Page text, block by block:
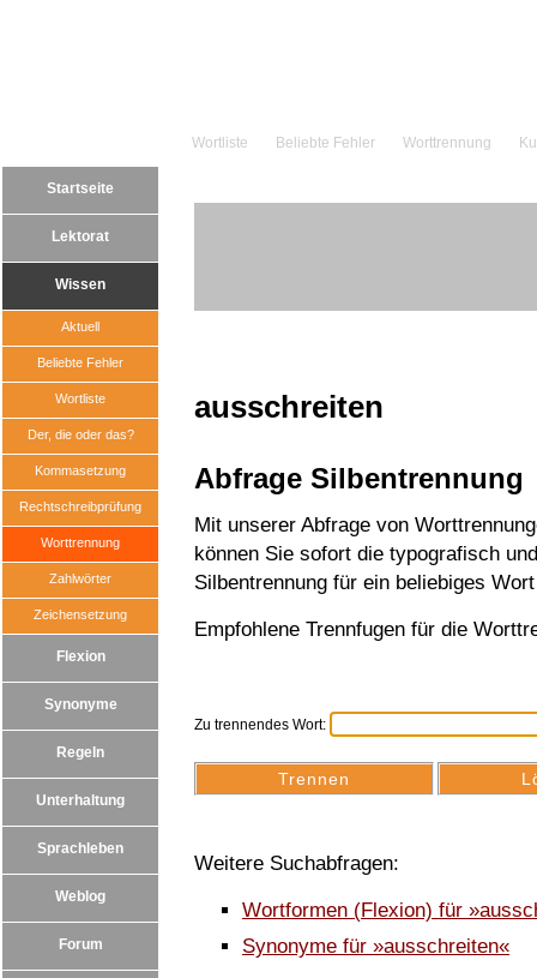
Wortliste Beliebte Fehler Worttrennung
Startseite
Lektorat
Wissen
Aktuell
Beliebte Fehler
Wortliste
Der, die oder das?
Kommasetzung
Rechtschreibprüfung
Worttrennung
Zahlwörter
Zeichensetzung
Flexion
Synonyme
Regeln
Unterhaltung
Sprachleben
Weblog
Forum
ausschreiten
Abfrage Silbentrennung
Mit unserer Abfrage von
können Sie sofort die typografisch
Silbentrennung für ein beliebiges
Empfohlene Trennfugen für die
Zu trennendes Wort:
Weitere Suchabfragen:
Wortformen (Flexion) für
Synonyme für »ausschreiten«